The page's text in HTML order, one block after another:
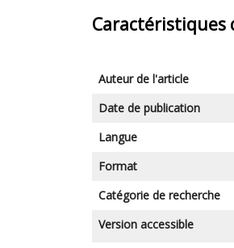
Auteur de l'article
Date de publication
Langue
Format
Catégorie de recherche
Version accessible